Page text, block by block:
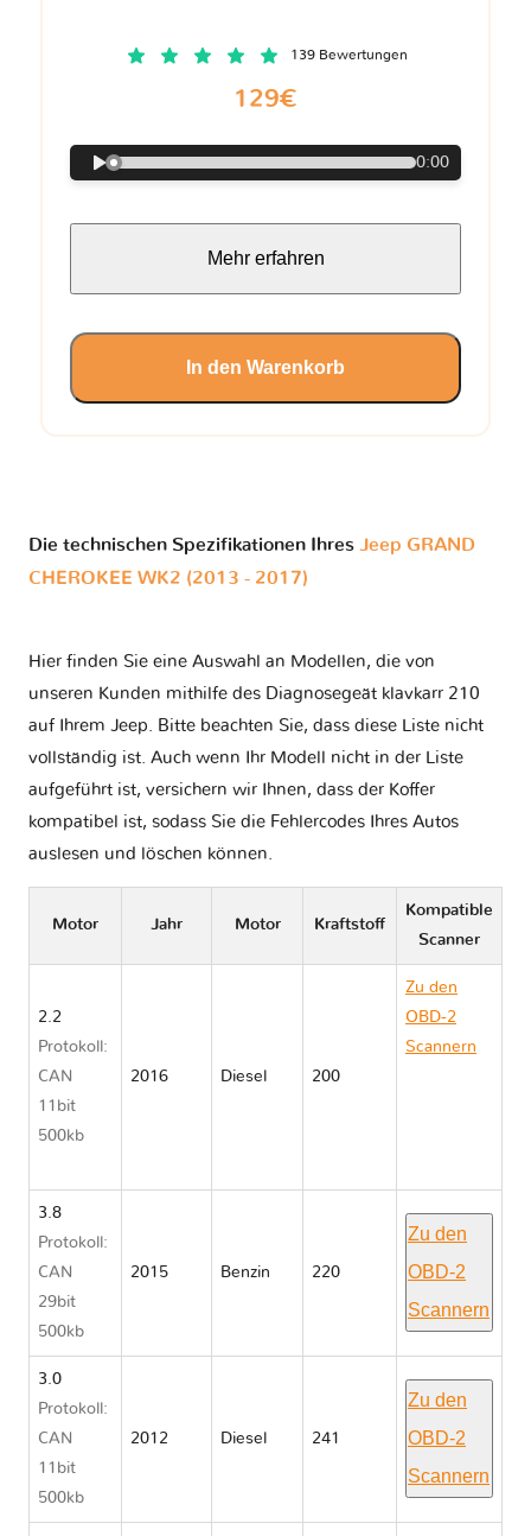
139 Bewertungen
129€
0:00
Mehr erfahren
In den Warenkorb
Die technischen Spezifikationen Ihres Jeep GRAND
CHEROKEE WK2 (2013 - 2017)
Hier finden Sie eine Auswahl an Modellen, die von
unseren Kunden mithilfe des Diagnosegeät klavkarr 210
auf Ihrem Jeep. Bitte beachten Sie, dass diese Liste nicht
vollständig ist. Auch wenn Ihr Modell nicht in der Liste
aufgeführt ist, versichern wir Ihnen, dass der Koffer
kompatibel ist, sodass Sie die Fehlercodes Ihres Autos
auslesen und löschen können.
Motor Jahr Motor Kraftstoff
Kompatible
Scanner
2.2
Protokoll:
CAN
11bit
500kb
2016 Diesel 200
Zu den
OBD-2
Scannern
3.8
Protokoll:
CAN
29bit
500kb
2015 Benzin 220
Zu den
OBD-2
Scannern
3.0
Protokoll:
CAN
11bit
500kb
2012 Diesel 241
Zu den
OBD-2
Scannern